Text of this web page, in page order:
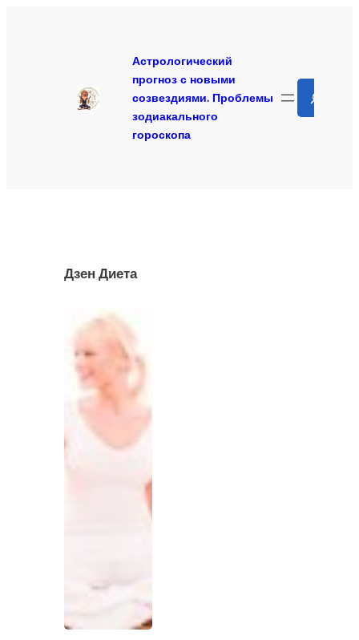
Астрологический
прогноз с новыми
созвездиями. Проблемы
зодиакального
гороскопа
Дзен Диета